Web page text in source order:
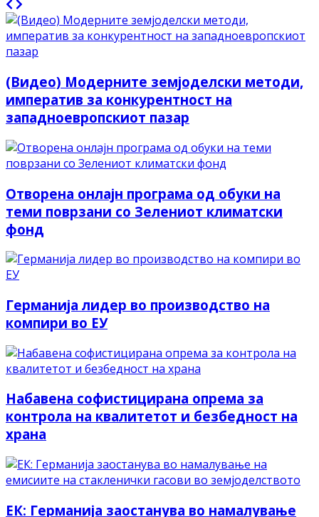
(Видео) Модерните земјоделски методи,
императив за конкурентност на
западноевропскиот пазар
Отворена онлајн програма од обуки на
теми поврзани со Зелениот климатски
фонд
Германија лидер во производство на
компири во ЕУ
Набавена софистицирана опрема за
контрола на квалитетот и безбедност на
храна
ЕК: Германија заостанува во намалување